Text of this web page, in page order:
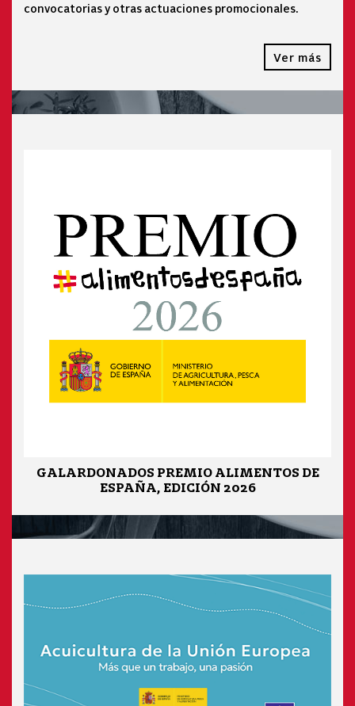
convocatorias y otras actuaciones promocionales.
Ver más
GALARDONADOS PREMIO ALIMENTOS DE
ESPAÑA, EDICIÓN 2026